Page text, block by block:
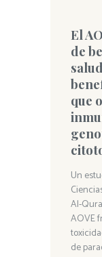
El
de
que
Un
Al-
AOVE
de